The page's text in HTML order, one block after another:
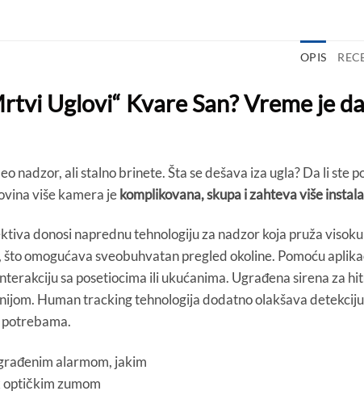
OPIS
Uglovi“ Kvare San? Vreme je
nadzor, ali stalno brinete. Šta se dešava iza ugla? Da li
više kamera jekomplikovana, skupa i zahteva više
donosi naprednu tehnologiju za nadzor koja pruža
omogućava sveobuhvatan pregled okoline. Pomoću
sa posetiocima ili ukućanima. Ugrađena sirena za
Human tracking tehnologija dodatno olakšava